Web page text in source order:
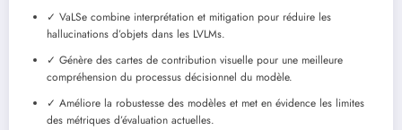
✓ VaLSe combine interprétation et mitigation pour réduire les
hallucinations d’objets dans les LVLMs.
✓ Génère des cartes de contribution visuelle pour une meilleure
compréhension du processus décisionnel du modèle.
✓ Améliore la robustesse des modèles et met en évidence les limites
des métriques d’évaluation actuelles.